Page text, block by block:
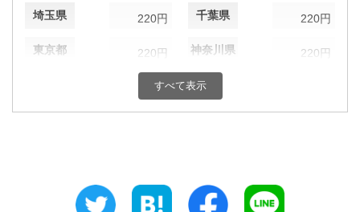
埼玉県 220円 千葉県 220円
東京都 220円 神奈川県 220円
220円 富山県
静岡県
すべて表示